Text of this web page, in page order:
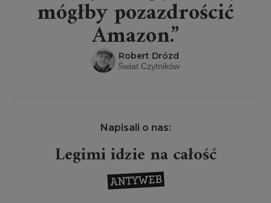
mógłby pozazdrościć
Amazon.”
Robert Drózd
Świat Czytników
Napisali o nas:
Legimi idzie na całość